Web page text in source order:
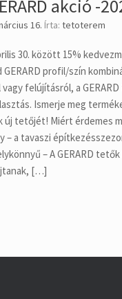
akció -
16. Írta: tetoterem
30. között 15%
profil/szín
felújításról, a
Ismerje meg
új tetőjét! Miért érdemes
– a tavaszi
– A GERARD
[…]